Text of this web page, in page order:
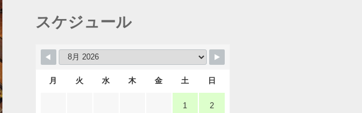
スケジュール
月 火 水 木 金 土 日
1 2